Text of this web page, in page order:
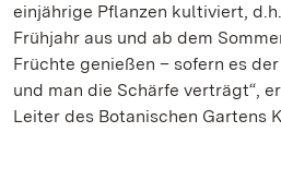
einjährige Pflanzen kultiviert,
Frühjahr aus und ab dem
Früchte genießen – sofern es
und man die Schärfe verträgt“,
Leiter des Botanischen Gartens